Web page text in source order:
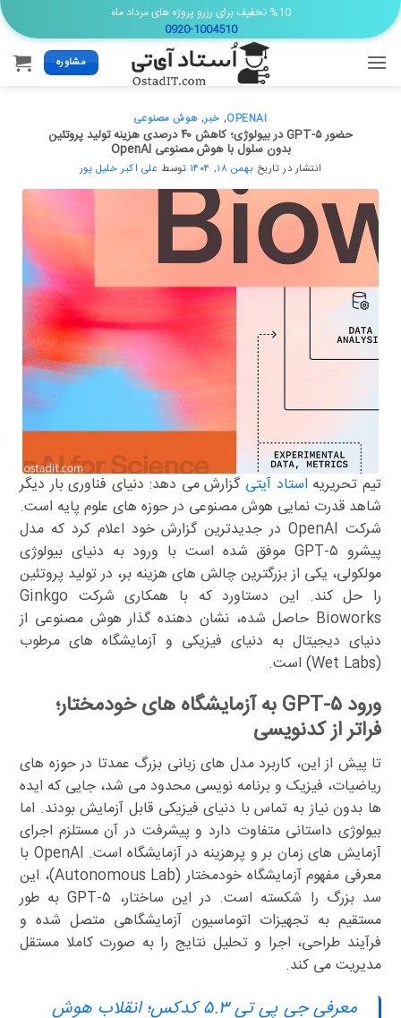
Skip
to
content
%10 تخفیف برای رزرو پروژه های مرداد ماه
0920-1004510
مشاوره
OPENAI
, خبر, هوش مصنوعی
حضور GPT-۵ در بیولوژی؛ کاهش ۴۰ درصدی هزینه تولید پروتئین
بدون سلول با هوش مصنوعی OpenAI
انتشار در تاریخ بهمن ۱۸, ۱۴۰۴ توسط علی اکبر خلیل پور
تیم تحریریه استاد آیتی گزارش می دهد: دنیای فناوری بار دیگر
شاهد قدرت نمایی هوش مصنوعی در حوزه های علوم پایه است.
شرکت OpenAI در جدیدترین گزارش خود اعلام کرد که مدل
پیشرو GPT-۵ موفق شده است با ورود به دنیای بیولوژی
مولکولی، یکی از بزرگترین چالش های هزینه بر، در تولید پروتئین
را حل کند. این دستاورد که با همکاری شرکت Ginkgo
Bioworks حاصل شده، نشان دهنده گذار هوش مصنوعی از
دنیای دیجیتال به دنیای فیزیکی و آزمایشگاه های مرطوب
(Wet Labs) است.
ورود GPT-۵ به آزمایشگاه های خودمختار؛
فراتر از کدنویسی
تا پیش از این، کاربرد مدل های زبانی بزرگ عمدتا در حوزه های
ریاضیات، فیزیک و برنامه نویسی محدود می شد، جایی که ایده
ها بدون نیاز به تماس با دنیای فیزیکی قابل آزمایش بودند. اما
بیولوژی داستانی متفاوت دارد و پیشرفت در آن مستلزم اجرای
آزمایش های زمان بر و پرهزینه در آزمایشگاه است. OpenAI با
معرفی مفهوم آزمایشگاه خودمختار (Autonomous Lab)، این
سد بزرگ را شکسته است. در این ساختار، GPT-۵ به طور
مستقیم به تجهیزات اتوماسیون آزمایشگاهی متصل شده و
فرآیند طراحی، اجرا و تحلیل نتایج را به صورت کاملا مستقل
مدیریت می کند.
معرفی جی پی تی ۵.۳ کدکس؛ انقلاب هوش